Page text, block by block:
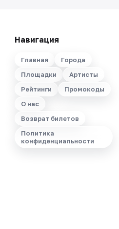
Навигация
Главная
Города
Площадки
Артисты
Рейтинги
Промокоды
О нас
Возврат билетов
Политика
конфиденциальности